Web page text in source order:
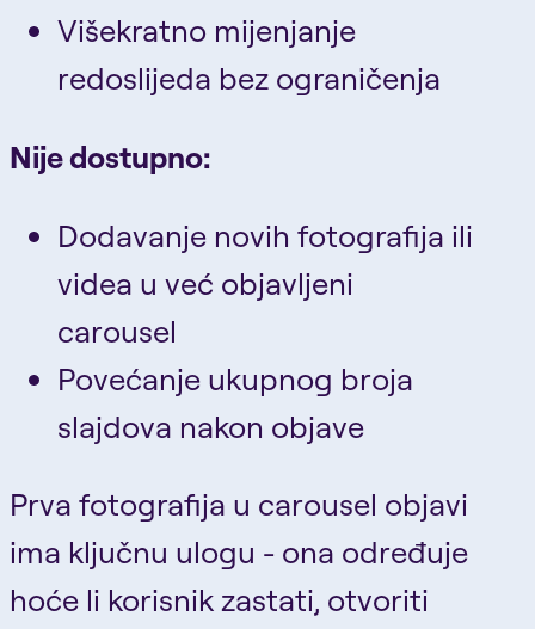
Višekratno mijenjanje
redoslijeda bez ograničenja
Nije dostupno:
Dodavanje novih fotografija ili
videa u već objavljeni
carousel
Povećanje ukupnog broja
slajdova nakon objave
Prva fotografija u carousel objavi
ima ključnu ulogu - ona određuje
hoće li korisnik zastati, otvoriti